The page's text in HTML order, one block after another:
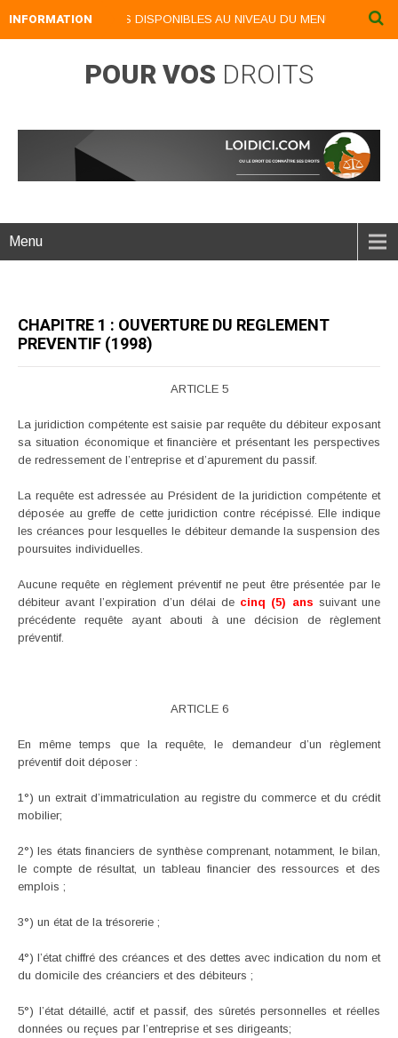
INFORMATION
NUMERIQUES DISPONIBLES AU NIVEAU DU MENU ...NOS LIVRES
POUR VOS DROITS
Menu
CHAPITRE 1 : OUVERTURE DU REGLEMENT
PREVENTIF (1998)
ARTICLE 5
La juridiction compétente est saisie par requête du débiteur exposant
sa situation économique et financière et présentant les perspectives
de redressement de l’entreprise et d’apurement du passif.
La requête est adressée au Président de la juridiction compétente et
déposée au greffe de cette juridiction contre récépissé. Elle indique
les créances pour lesquelles le débiteur demande la suspension des
poursuites individuelles.
Aucune requête en règlement préventif ne peut être présentée par le
débiteur avant l’expiration d’un délai de cinq (5) ans suivant une
précédente requête ayant abouti à une décision de règlement
préventif.
ARTICLE 6
En même temps que la requête, le demandeur d’un règlement
préventif doit déposer :
1°) un extrait d’immatriculation au registre du commerce et du crédit
mobilier;
2°) les états financiers de synthèse comprenant, notamment, le bilan,
le compte de résultat, un tableau financier des ressources et des
emplois ;
3°) un état de la trésorerie ;
4°) l’état chiffré des créances et des dettes avec indication du nom et
du domicile des créanciers et des débiteurs ;
5°) l’état détaillé, actif et passif, des sûretés personnelles et réelles
données ou reçues par l’entreprise et ses dirigeants;